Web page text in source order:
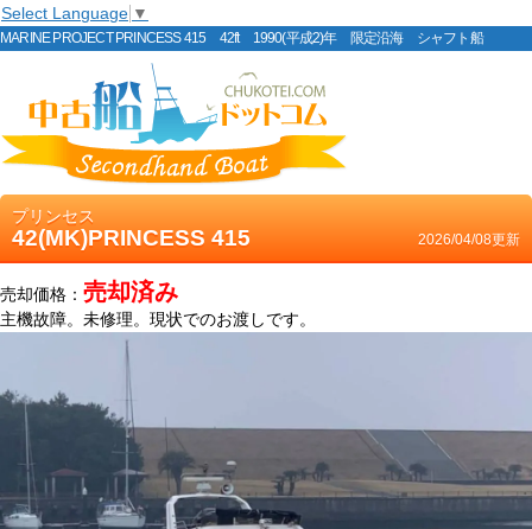
Select Language ▼
MARINE PROJECT PRINCESS 415 42ft 1990(平成2)年 限定沿海 シャフト船
プリンセス
42(MK)PRINCESS 415 2026/04/08更新
売却価格： 売却済み
主機故障。未修理。現状でのお渡しです。